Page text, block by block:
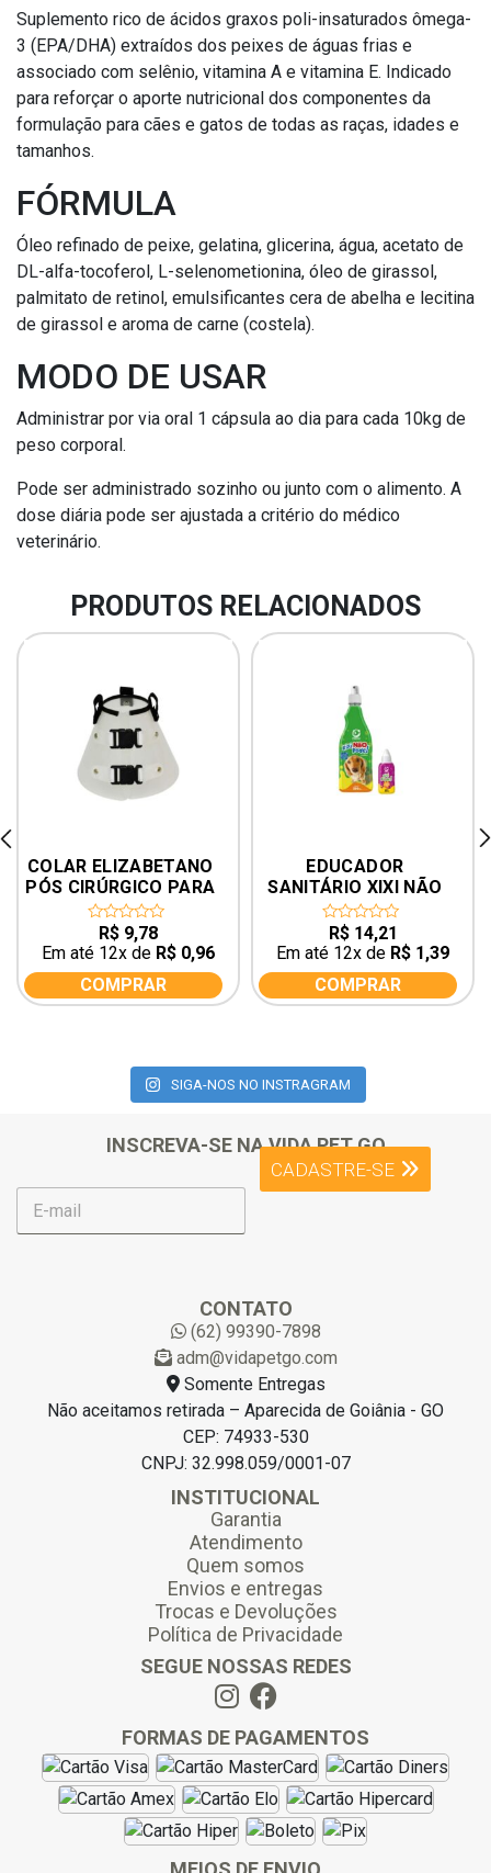
Suplemento rico de ácidos graxos poli-insaturados ômega-
3 (EPA/DHA) extraídos dos peixes de águas frias e
associado com selênio, vitamina A e vitamina E. Indicado
para reforçar o aporte nutricional dos componentes da
formulação para cães e gatos de todas as raças, idades e
tamanhos.
FÓRMULA
Óleo refinado de peixe, gelatina, glicerina, água, acetato de
DL-alfa-tocoferol, L-selenometionina, óleo de girassol,
palmitato de retinol, emulsificantes cera de abelha e lecitina
de girassol e aroma de carne (costela).
MODO DE USAR
Administrar por via oral 1 cápsula ao dia para cada 10kg de
peso corporal.
Pode ser administrado sozinho ou junto com o alimento. A
dose diária pode ser ajustada a critério do médico
veterinário.
PRODUTOS RELACIONADOS
COLAR ELIZABETANO
PÓS CIRÚRGICO PARA
CACHORRO CÃES
GATOS N.1
out
of
5
R$ 9,78
Em até 12x de R$ 0,96
COMPRAR
EDUCADOR
SANITÁRIO XIXI NÃO
PODE XIXI PODE
out
of
5
R$14,21
Em até 12x de R$ 1,39
COMPRAR
SIGA-NOS NO INSTRAGRAM
INSCREVA-SE NA VIDA PET GO
E
m
CADASTRE-SE
CONTATO
(62) 99390-7898
adm@vidapetgo.com
Somente Entregas
Não aceitamos retirada – Aparecida de Goiânia - GO
CEP: 74933-530
CNPJ: 32.998.059/0001-07
INSTITUCIONAL
Garantia
Atendimento
Quem somos
Envios e entregas
Trocas e Devoluções
Política de Privacidade
SEGUE NOSSAS REDES
FORMAS DE PAGAMENTOS